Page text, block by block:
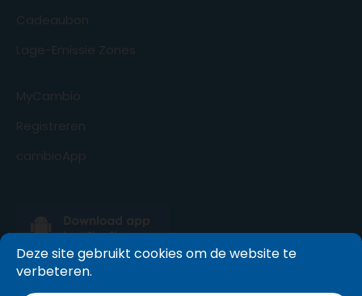
Cadeaubon
Lage-Emissie Zones
MyCambio
Registreren
cambioApp
Deze site gebruikt cookies om de website te
verbeteren.